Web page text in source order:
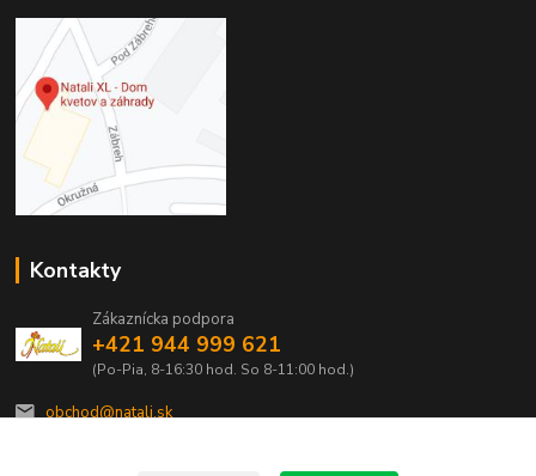
Kontakty
Zákaznícka podpora
+421 944 999 621
(Po-Pia, 8-16:30 hod. So 8-11:00 hod.)
obchod@natali.sk